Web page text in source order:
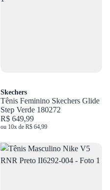
Skechers
Tênis Feminino Skechers Glide
Step Verde 180272
R$ 649,99
ou 10x de R$ 64,99